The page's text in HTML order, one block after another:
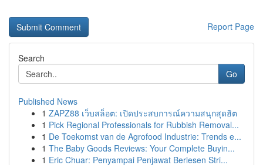
Report Page
Search
Go
Published News
1 ZAPZ88 เว็บสล็อต: เปิดประสบการณ์ความสนุกสุดฮิต
1 Pick Regional Professionals for Rubbish Removal...
1 De Toekomst van de Agrofood Industrie: Trends e...
1 The Baby Goods Reviews: Your Complete Buyin...
1 Eric Chuar: Penyampai Penjawat Berlesen Stri...